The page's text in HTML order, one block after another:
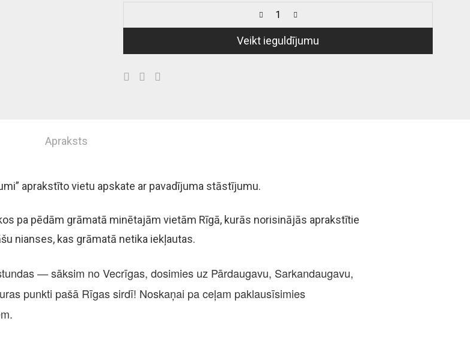
Veikt ieguldījumu
Apraksts
aprakstīto vietu apskate ar pavadījuma stāstījumu.
pa pēdām grāmatā minētajām vietām Rīgā, kurās norisinājās aprakstītie
nianses, kas grāmatā netika iekļautas.
— sāksim no Vecrīgas, dosimies uz Pārdaugavu, Sarkandaugavu,
punkti pašā Rīgas sirdī! Noskaņai pa ceļam paklausīsimies